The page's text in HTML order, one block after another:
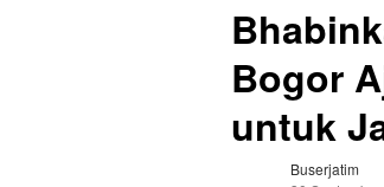
Bogor
untuk
Buserjatim